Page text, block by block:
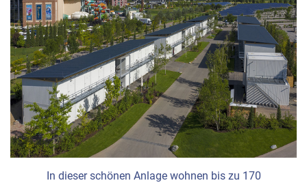
In dieser schönen Anlage wohnen bis zu 170